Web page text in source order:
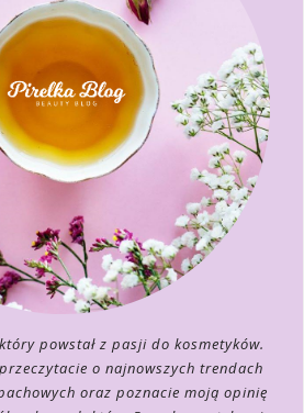
powstał z pasji do kosmetyków.
o najnowszych trendach
oraz poznacie moją opinię